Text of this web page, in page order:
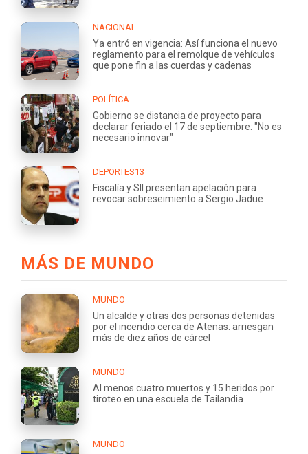
NACIONAL
Ya entró en vigencia: Así funciona el nuevo
reglamento para el remolque de vehículos
que pone fin a las cuerdas y cadenas
POLÍTICA
Gobierno se distancia de proyecto para
declarar feriado el 17 de septiembre: "No es
necesario innovar"
DEPORTES13
Fiscalía y SII presentan apelación para
revocar sobreseimiento a Sergio Jadue
MÁS DE MUNDO
MUNDO
Un alcalde y otras dos personas detenidas
por el incendio cerca de Atenas: arriesgan
más de diez años de cárcel
MUNDO
Al menos cuatro muertos y 15 heridos por
tiroteo en una escuela de Tailandia
MUNDO